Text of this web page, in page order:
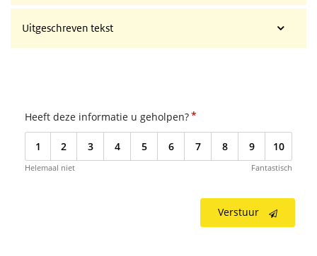
Uitgeschreven tekst
Heeft deze informatie u geholpen?*
1 2 3 4 5 6 7 8 9 10
Helemaal niet Fantastisch
Verstuur